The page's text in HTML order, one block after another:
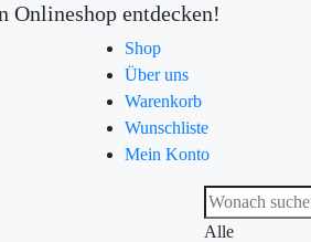
Onlineshop entdecken!
Shop
Über uns
Warenkorb
Wunschliste
Mein Konto
Alle